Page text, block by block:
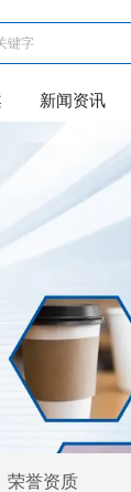
新闻资讯
荣誉资质